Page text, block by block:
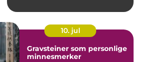
10. jul
Gravsteiner som personlige
minnesmerker